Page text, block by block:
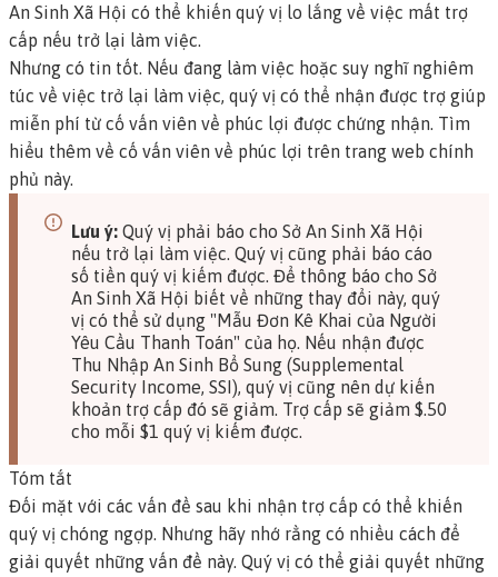
An Sinh Xã Hội có thể khiến quý vị lo lắng về việc mất trợ
cấp nếu trở lại làm việc.
Nhưng có tin tốt. Nếu đang làm việc hoặc suy nghĩ nghiêm
túc về việc trở lại làm việc, quý vị có thể nhận được trợ giúp
miễn phí từ cố vấn viên về phúc lợi được chứng nhận. Tìm
hiểu thêm về cố vấn viên về phúc lợi trên trang web chính
phủ này.
Lưu ý: Quý vị phải báo cho Sở An Sinh Xã Hội
nếu trở lại làm việc. Quý vị cũng phải báo cáo
số tiền quý vị kiếm được. Để thông báo cho Sở
An Sinh Xã Hội biết về những thay đổi này, quý
vị có thể sử dụng "Mẫu Đơn Kê Khai của Người
Yêu Cầu Thanh Toán" của họ. Nếu nhận được
Thu Nhập An Sinh Bổ Sung (Supplemental
Security Income, SSI), quý vị cũng nên dự kiến
khoản trợ cấp đó sẽ giảm. Trợ cấp sẽ giảm $.50
cho mỗi $1 quý vị kiếm được.
Tóm tắt
Đối mặt với các vấn đề sau khi nhận trợ cấp có thể khiến
quý vị chóng ngợp. Nhưng hãy nhớ rằng có nhiều cách để
giải quyết những vấn đề này. Quý vị có thể giải quyết những